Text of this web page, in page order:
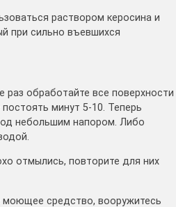
раствором керосина и
при сильно въевшихся
раз обработайте все поверхности
минут 5-10. Теперь
небольшим напором. Либо
отмылись, повторите для них
моющее средство, вооружитесь